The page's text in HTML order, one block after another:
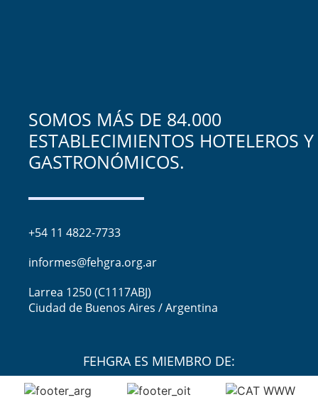
SOMOS MÁS DE 84.000
ESTABLECIMIENTOS HOTELEROS Y
GASTRONÓMICOS.
+54 11 4822-7733
informes@fehgra.org.ar
Larrea 1250 (C1117ABJ)
Ciudad de Buenos Aires / Argentina
FEHGRA ES MIEMBRO DE: